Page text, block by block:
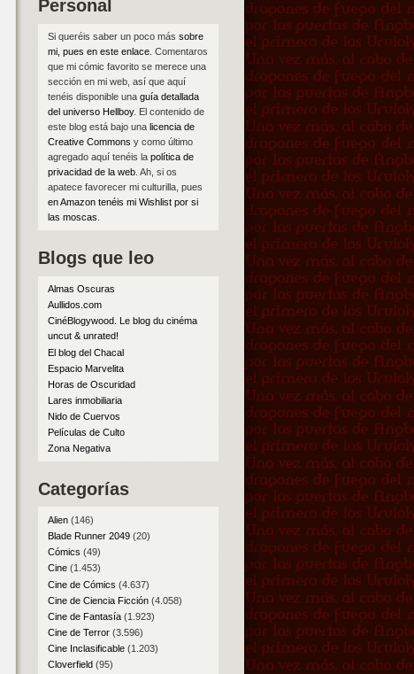
Personal
Si queréis saber un poco más sobre
mi, pues en este enlace. Comentaros
que mi cómic favorito se merece una
sección en mi web, así que aquí
tenéis disponible una guía detallada
del universo Hellboy. El contenido de
este blog está bajo una licencia de
Creative Commons y como último
agregado aquí tenéis la política de
privacidad de la web. Ah, si os
apatece favorecer mi culturilla, pues
en Amazon tenéis mi Wishlist por si
las moscas
Blogs que leo
Almas Oscuras
Aullidos.com
CinéBlogywood. Le blog du cinéma
uncut & unrated!
El blog del Chacal
Espacio Marvelita
Horas de Oscuridad
Lares inmobiliaria
Nido de Cuervos
Películas de Culto
Zona Negativa
Categorías
Alien(146)
Blade Runner 2049(20)
Cómics (49)
Cine(1.453)
Cine de Cómics (4.637)
Cine de Ciencia Ficción(4.058)
Cine de Fantasía(1.923)
Cine de Terror(3.596)
Cine Inclasificable(1.203)
Cloverfield(95)